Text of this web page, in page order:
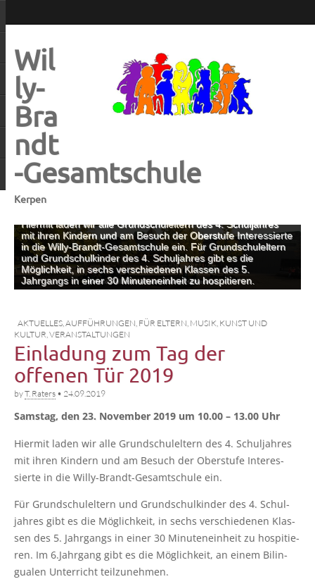
Wil
ly-
Bra
ndt
-Gesamtschule
Kerpen
Hiermit laden wir alle Grundschuleltern des 4. Schuljahres
mit ihren Kindern und am Besuch der Oberstufe Interessierte
in die Willy-Brandt-Gesamtschule ein. Für Grundschuleltern
und Grundschulkinder des 4. Schuljahres gibt es die
Möglichkeit, in sechs verschiedenen Klassen des 5.
Jahrgangs in einer 30 Minuteneinheit zu hospitieren.
AKTUELLES AUFFÜHRUNGEN FÜR ELTERN MUSIK, KUNST UND
KULTUR VERANSTALTUNGEN
Einladung zum Tag der
offenen Tür 2019
byT. Raters • 24.09.2019
Sams­tag, den 23. Novem­ber 2019 um 10.00 – 13.00 Uhr
Hier­mit laden wir alle Grund­schul­el­tern des 4. Schul­jah­res
mit ihren Kin­dern und am Besuch der Ober­stu­fe Inter­es­
sier­te in die Wil­ly-Brandt-Gesamt­schu­le ein.
Für Grund­schul­el­tern und Grund­schul­kin­der des 4. Schul­
jah­res gibt es die Mög­lich­keit, in sechs ver­schie­de­nen Klas­
sen des 5. Jahr­gangs in einer 30 Minu­ten­ein­heit zu hos­pi­tie­
ren. Im 6.Jahrgang gibt es die Mög­lich­keit, an einem Bilin­
gua­len Unter­richt teilzunehmen.